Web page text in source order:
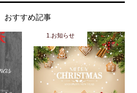
おすすめ記事
1.お知らせ